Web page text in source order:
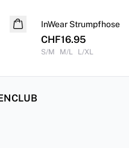
Leinen
InWear Strumpfhose
CHF16.95
S/M M/L L/XL